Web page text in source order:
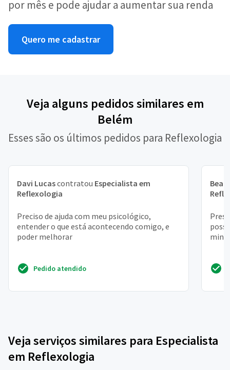
por mês e pode ajudar a aumentar sua renda
Quero me cadastrar
Veja alguns pedidos similares em
Belém
Esses são os últimos pedidos para Reflexologia
Davi Lucascontratou Especialista em
Reflexologia
Preciso de ajuda com meu psicológico,
entender o que está acontecendo comigo, e
poder melhorar
Pedido atendido
Veja serviços similares para Especialista
em Reflexologia